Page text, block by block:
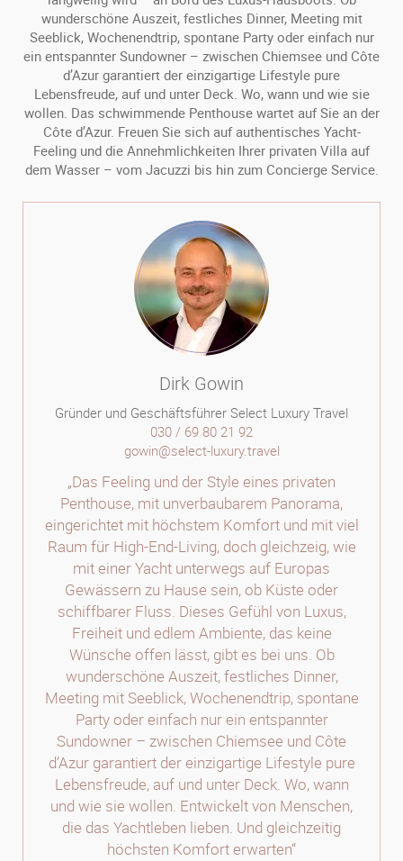
wunderschöne Auszeit, festliches Dinner, Meeting mit
Seeblick, Wochenendtrip, spontane Party oder einfach nur
ein entspannter Sundowner – zwischen Chiemsee und Côte
d’Azur garantiert der einzigartige Lifestyle pure
Lebensfreude, auf und unter Deck. Wo, wann und wie sie
wollen. Das schwimmende Penthouse wartet auf Sie an der
Côte d’Azur. Freuen Sie sich auf authentisches Yacht-
Feeling und die Annehmlichkeiten Ihrer privaten Villa auf
dem Wasser – vom Jacuzzi bis hin zum Concierge Service.
Dirk Gowin
Gründer und Geschäftsführer Select Luxury Travel
030 / 69 80 21 92
gowin@select-luxury.travel
„Das Feeling und der Style eines privaten
Penthouse, mit unverbaubarem Panorama,
eingerichtet mit höchstem Komfort und mit viel
Raum für High-End-Living, doch gleichzeig, wie
mit einer Yacht unterwegs auf Europas
Gewässern zu Hause sein, ob Küste oder
schiffbarer Fluss. Dieses Gefühl von Luxus,
Freiheit und edlem Ambiente, das keine
Wünsche offen lässt, gibt es bei uns. Ob
wunderschöne Auszeit, festliches Dinner,
Meeting mit Seeblick, Wochenendtrip, spontane
Party oder einfach nur ein entspannter
Sundowner – zwischen Chiemsee und Côte
d’Azur garantiert der einzigartige Lifestyle pure
Lebensfreude, auf und unter Deck. Wo, wann
und wie sie wollen. Entwickelt von Menschen,
die das Yachtleben lieben. Und gleichzeitig
höchsten Komfort erwarten“